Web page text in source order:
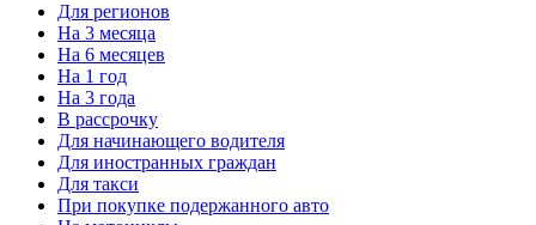
Для регионов
На 3 месяца
На 6 месяцев
На 1 год
На 3 года
В рассрочку
Для начинающего водителя
Для иностранных граждан
Для такси
При покупке подержанного авто